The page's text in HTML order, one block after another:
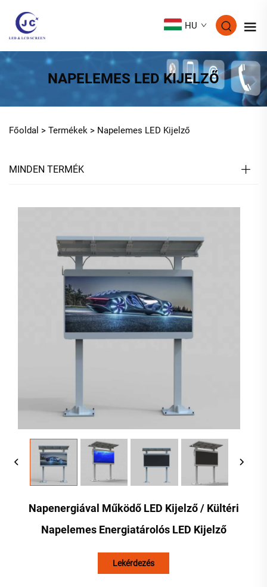
HU
NAPELEMES LED KIJELZŐ
Főoldal > Termékek > Napelemes LED Kijelző
MINDEN TERMÉK
Napenergiával Működő LED Kijelző / Kültéri
Napelemes Energiatárolós LED Kijelző
Lekérdezés